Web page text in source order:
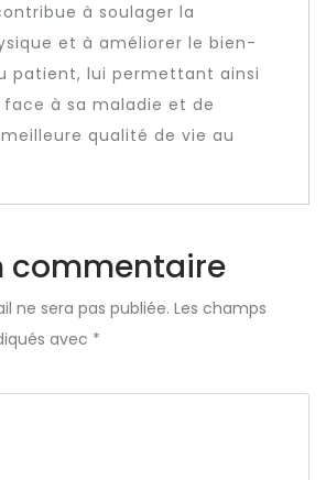
à soulager la
et à améliorer le bien-
patient, lui permettant ainsi
à sa maladie et de
qualité de vie au
commentaire
ne sera pas publiée. Les champs
avec *